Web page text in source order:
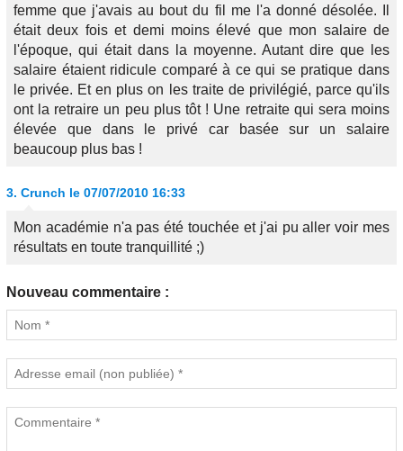
femme que j'avais au bout du fil me l'a donné désolée. Il
était deux fois et demi moins élevé que mon salaire de
l'époque, qui était dans la moyenne. Autant dire que les
salaire étaient ridicule comparé à ce qui se pratique dans
le privée. Et en plus on les traite de privilégié, parce qu'ils
ont la retraire un peu plus tôt ! Une retraite qui sera moins
élevée que dans le privé car basée sur un salaire
beaucoup plus bas !
3. Crunch le 07/07/2010 16:33
Mon académie n'a pas été touchée et j'ai pu aller voir mes
résultats en toute tranquillité ;)
Nouveau commentaire :